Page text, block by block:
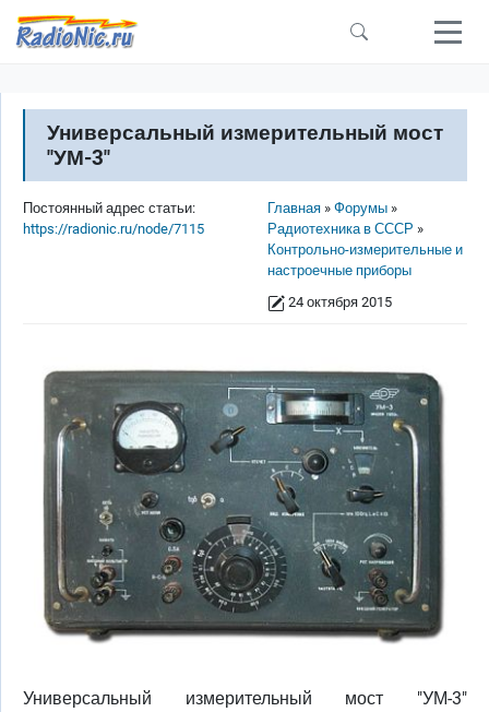
Перейти к основному содержанию
Универсальный измерительный мост
"УМ-3"
Строка навигации
Главная
Форумы
Радиотехника в СССР
Контрольно-измерительные и
настроечные приборы
24 октября 2015
Постоянный адрес статьи:
https://radionic.ru/node/7115
Универсальный измерительный мост "УМ-3"